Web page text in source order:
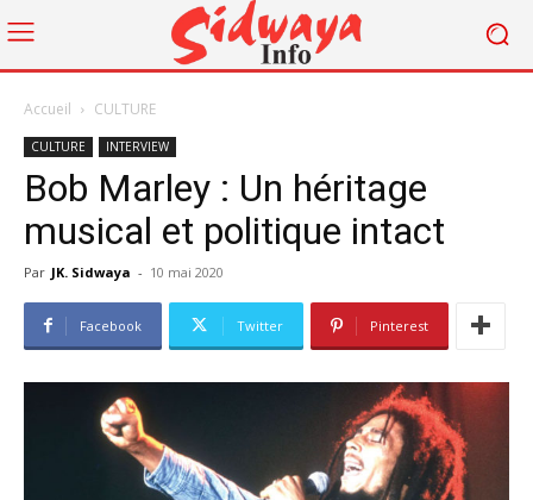
Accueil CULTURE
CULTURE INTERVIEW
Bob Marley : Un héritage
musical et politique intact
Par JK. Sidwaya - 10 mai 2020
Facebook Twitter Pinterest